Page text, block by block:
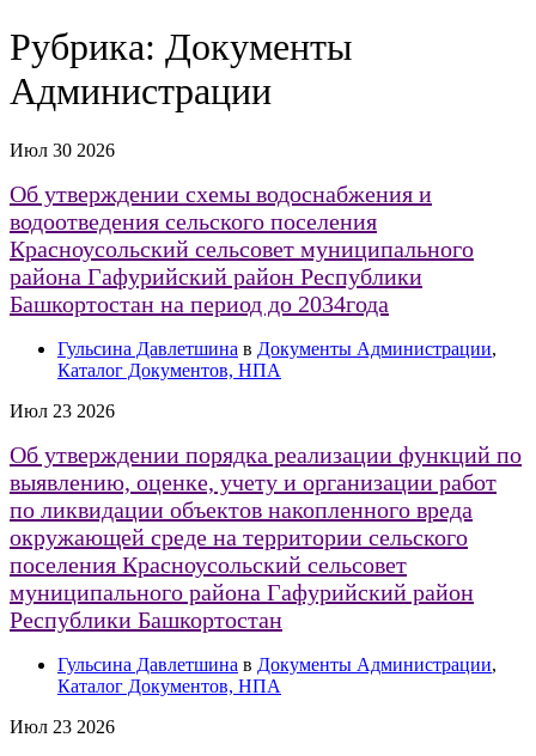
Рубрика: Документы
Администрации
Июл 30 2026
Об утверждении схемы водоснабжения и
водоотведения сельского поселения
Красноусольский сельсовет муниципального
района Гафурийский район Республики
Башкортостан на период до 2034года
Гульсина Давлетшина в Документы Администрации,
Каталог Документов, НПА
Июл 23 2026
Об утверждении порядка реализации функций по
выявлению, оценке, учету и организации работ
по ликвидации объектов накопленного вреда
окружающей среде на территории сельского
поселения Красноусольский сельсовет
муниципального района Гафурийский район
Республики Башкортостан
Гульсина Давлетшина в Документы Администрации,
Каталог Документов, НПА
Июл 23 2026